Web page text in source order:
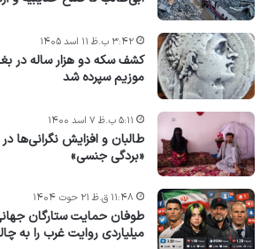
کشف سکه دو هزار ساله در
موزیم سپرده شد
۳:۴۲ ب.ظ ۱۱ اسد ۱۴۰۵
طالبان و افزایش نگرانی‌ها
«بردگی جنسی»
۵:۱۱ ب.ظ ۷ اسد ۱۴۰۰
طوفان حمایت ستارگان جهانی
میلیاردی روایت غرب را به
۱۱:۴۸ ق.ظ ۲۱ حوت ۱۴۰۴